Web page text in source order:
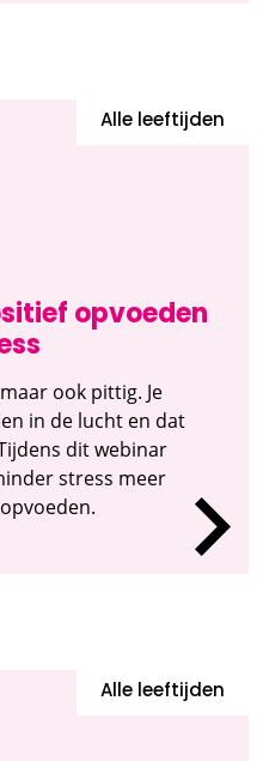
opvoeden
Alle leeftijden
ook pittig. Je
in de lucht en dat
dit webinar
stress meer
Alle leeftijden